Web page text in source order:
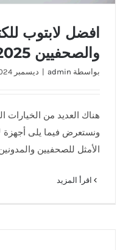
افضل لابتوب
والصحفيين 2025
بواسطة admin
| ديسمبر 31st, 2024
هناك العديد من الخيارات
ونستعرض فيما يلى أجهزة
الأمثل للصحفيين